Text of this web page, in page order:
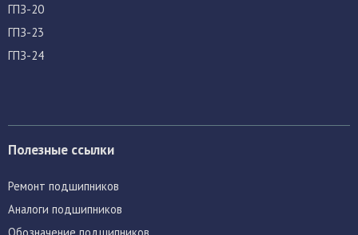
ГПЗ-20
ГПЗ-23
ГПЗ-24
Полезные ссылки
Ремонт подшипников
Аналоги подшипников